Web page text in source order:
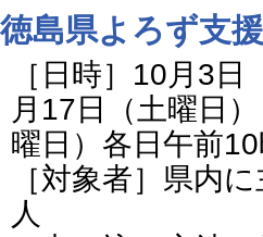
徳島県よろず支
［日時］10月3
月17日（土曜日
曜日）各日午前
［対象者］県内
人